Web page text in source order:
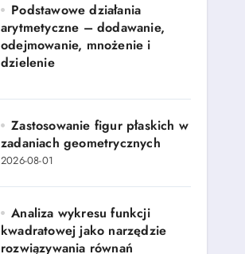
Podstawowe działania
arytmetyczne – dodawanie,
odejmowanie, mnożenie i
dzielenie
Zastosowanie figur płaskich w
zadaniach geometrycznych
2026-08-01
Analiza wykresu funkcji
kwadratowej jako narzędzie
rozwiązywania równań